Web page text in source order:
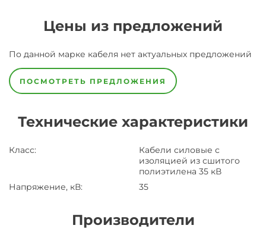
Цены из предложений
По данной марке кабеля нет актуальных предложений
ПОСМОТРЕТЬ ПРЕДЛОЖЕНИЯ
Технические характеристики
Класс:
Кабели силовые с
изоляцией из сшитого
полиэтилена 35 кВ
Напряжение, кВ: 35
Производители